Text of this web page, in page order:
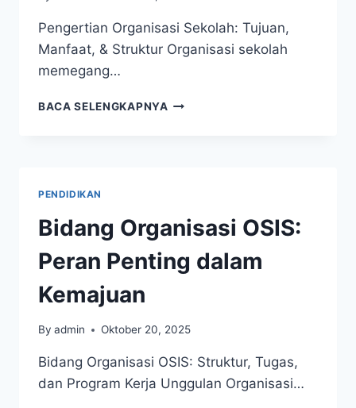
Pengertian Organisasi Sekolah: Tujuan,
Manfaat, & Struktur Organisasi sekolah
memegang…
BACA SELENGKAPNYA PENGERTIAN
PENDIDIKAN
Bidang Organisasi OSIS:
Peran Penting dalam
Kemajuan
By admin Oktober 20, 2025
Bidang Organisasi OSIS: Struktur, Tugas,
dan Program Kerja Unggulan Organisasi…